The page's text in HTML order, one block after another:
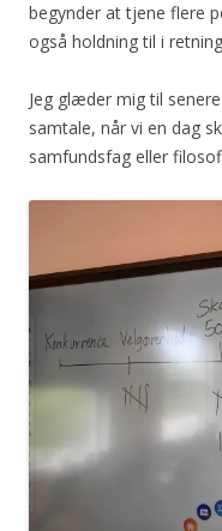
begynder at tjene flere
også holdning til i
Jeg glæder mig til
samtale, når vi en dag
samfundsfag eller